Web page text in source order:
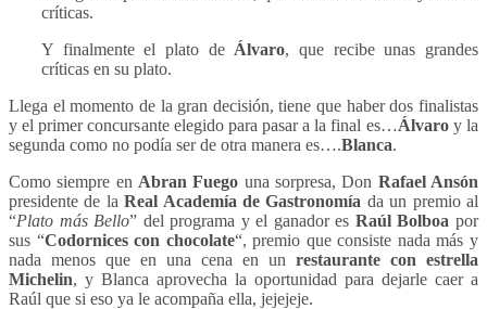
críticas.
Y finalmente el plato de Álvaro, que recibe unas grandes
críticas en su plato.
Llega el momento de la gran decisión, tiene que haber dos finalistas
y el primer concursante elegido para pasar a la final es…Álvaro y la
segunda como no podía ser de otra manera es….Blanca.
Como siempre en Abran Fuego una sorpresa, Don Rafael Ansón
presidente de laReal Academía de Gastronomía da un premio al
“Plato más Bello” del programa y el ganador es Raúl Bolboa por
sus “Codornices con chocolate“, premio que consiste nada más y
nada menos que en una cena en un restaurante con estrella
Michelin, y Blanca aprovecha la oportunidad para dejarle caer a
Raúl que si eso ya le acompaña ella, jejejeje.